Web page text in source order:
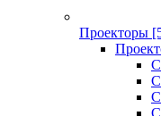
Проекторы